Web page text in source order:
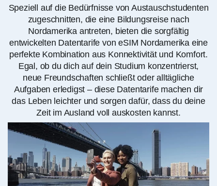
Speziell auf die Bedürfnisse von Austauschstudenten
zugeschnitten, die eine Bildungsreise nach
Nordamerika antreten, bieten die sorgfältig
entwickelten Datentarife von eSIM Nordamerika eine
perfekte Kombination aus Konnektivität und Komfort.
Egal, ob du dich auf dein Studium konzentrierst,
neue Freundschaften schließt oder alltägliche
Aufgaben erledigst – diese Datentarife machen dir
das Leben leichter und sorgen dafür, dass du deine
Zeit im Ausland voll auskosten kannst.